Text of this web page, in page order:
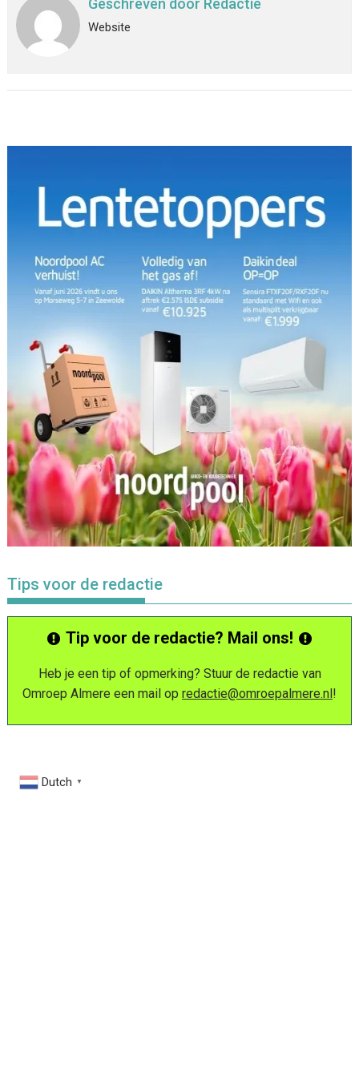
Geschreven door Redactie
Website
Tips voor de redactie
Tip voor de redactie? Mail ons!
Heb je een tip of opmerking? Stuur de redactie van
Omroep Almere een mail op redactie@omroepalmere.nl!
Dutch ▼